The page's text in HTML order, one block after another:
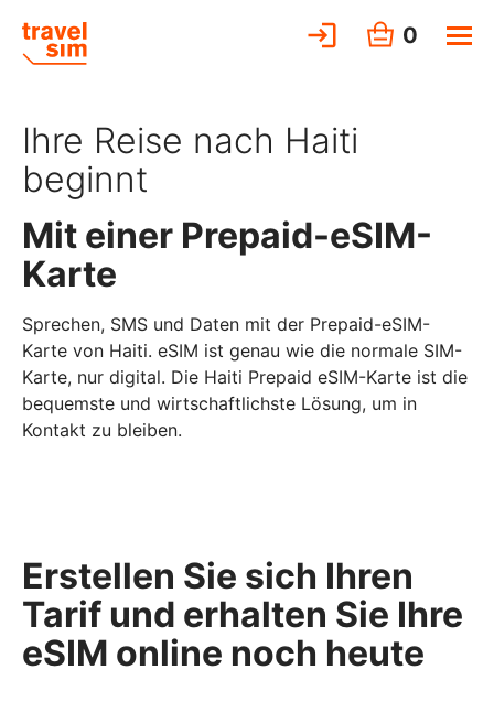
0
Ihre Reise nach Haiti
beginnt
Mit einer Prepaid-eSIM-
Karte
Sprechen, SMS und Daten mit der Prepaid-eSIM-
Karte von Haiti. eSIM ist genau wie die normale SIM-
Karte, nur digital. Die Haiti Prepaid eSIM-Karte ist die
bequemste und wirtschaftlichste Lösung, um in
Kontakt zu bleiben.
Erstellen Sie sich Ihren
Tarif und erhalten Sie Ihre
eSIM online noch heute